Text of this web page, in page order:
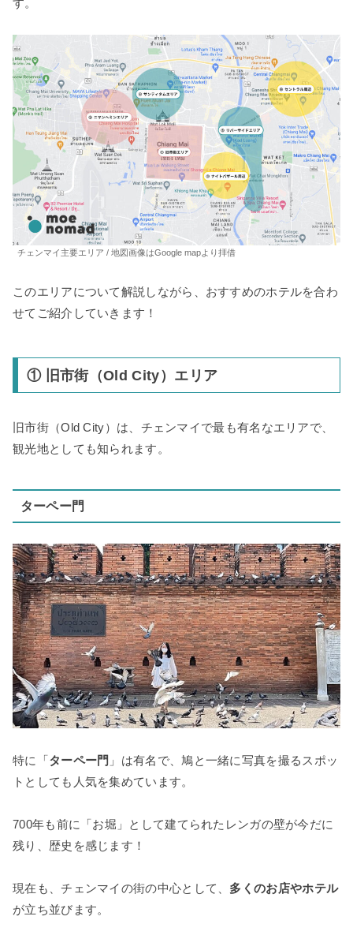
チェンマイ主要エリア / 地図画像はGoogle mapより拝借
このエリアについて解説しながら、おすすめのホテルを合わ
せてご紹介していきます！
① 旧市街（Old City）エリア
旧市街（Old City）は、チェンマイで最も有名なエリアで、
観光地としても知られます。
ターペー門
特に「ターペー門 」は有名で、鳩と一緒に写真を撮るスポッ
トとしても人気を集めています。
700年も前に「お堀」として建てられたレンガの壁が今だに
残り、歴史を感じます！
現在も、チェンマイの街の中心として、 多くのお店やホテル
が立ち並びます。